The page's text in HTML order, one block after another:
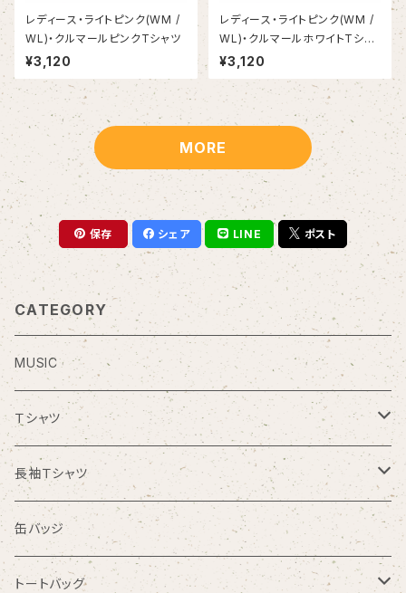
レディース・ライトピンク(WM /
WL)・クルマールピンクTシャツ
¥3,120
レディース・ライトピンク(WM /
WL)・クルマールホワイトTシャ
ツ
¥3,120
MORE
保存 シェア LINE ポスト
CATEGORY
MUSIC
Ｔシャツ
クルマール・ワンポイントTシャツ
クルマールピンク
クルマールグレー
クルマールTシャツ・冬
クルマールＴシャツ・夏
長袖Ｔシャツ
クルマール・ワンポイント長袖Ｔシャツ
クルマールピンク
クルマール長袖Ｔシャツ・冬
缶バッジ
トートバッグ